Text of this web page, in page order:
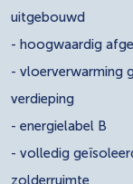
uitgebouwd
- hoogwaardig
- vloerverwarming
verdieping
- energielabel B
- volledig
zolderruimte